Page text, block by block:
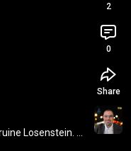
Losenstein.
2
0
Share